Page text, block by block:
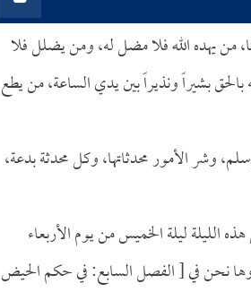
من يهده الله فلا مضل له، ومن يضلل فلا
بشيراً ونذيراً بين يدي الساعة، من يطع
وشر الأمور محدثاتها، وكل محدثة بدعة،
الليلة ليلة الخميس من يوم الأربعاء
وها نحن في [ الفصل السابع: في حكم الحيض